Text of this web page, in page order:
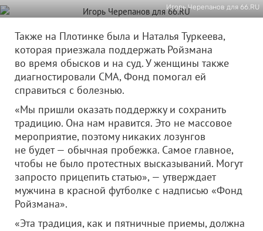
Игорь Черепанов для 66.RU
Также на Плотинке была и Наталья Туркеева,
которая приезжала поддержать Ройзмана
во время обысков и на суд. У женщины также
диагностировали СМА, Фонд помогал ей
справиться с болезнью.
«Мы пришли оказать поддержку и сохранить
традицию. Она нам нравится. Это не массовое
мероприятие, поэтому никаких лозунгов
не будет — обычная пробежка. Самое главное,
чтобы не было протестных высказываний. Могут
запросто прицепить статью», — утверждает
мужчина в красной футболке с надписью «Фонд
Ройзмана».
«Эта традиция, как и пятничные приемы, должна